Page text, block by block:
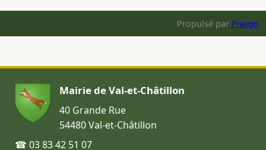
Propulsé par Piwigo
Mairie de Val-et-Châtillon
40 Grande Rue
54480 Val-et-Châtillon
☎ 03 83 42 51 07